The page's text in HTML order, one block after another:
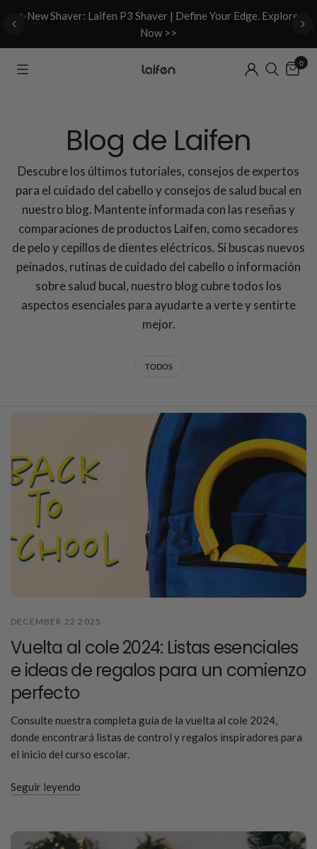
✨New Shaver: Laifen P3 Shaver | Define Your Edge. Explore
Now >>
0
Blog de Laifen
Descubre los últimos tutoriales, consejos de expertos
para el cuidado del cabello y consejos de salud bucal en
nuestro blog. Mantente informada con las reseñas y
comparaciones de productos Laifen, como secadores
de pelo y cepillos de dientes eléctricos. Si buscas nuevos
peinados, rutinas de cuidado del cabello o información
sobre salud bucal, nuestro blog cubre todos los
aspectos esenciales para ayudarte a verte y sentirte
mejor.
TODOS
DECEMBER 22 2025
Vuelta al cole 2024: Listas esenciales
e ideas de regalos para un comienzo
perfecto
Consulte nuestra completa guía de la vuelta al cole 2024,
donde encontrará listas de control y regalos inspiradores para
el inicio del curso escolar.
Seguir leyendo